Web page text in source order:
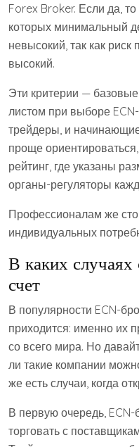
Forex Broker. Если да,
которых минимальный
невысокий, так как риск
высокий.
Эти критерии —
листом при выборе
трейдеры, и
проще
рейтинг, где указаны
органы-регуляторы
Профессионалам же
индивидуальных
В каких случаях
счет
В популярности ECN-
приходится: именно их
со всего мира. Но
ли такие компании
же есть случаи, когда
В первую очередь, ECN-
торговать с